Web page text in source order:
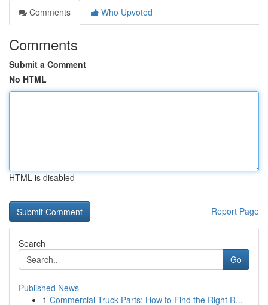
Comments
Who Upvoted
Comments
Submit a Comment
No HTML
HTML is disabled
Report Page
Search
Go
Published News
1 Commercial Truck Parts: How to Find the Right R...